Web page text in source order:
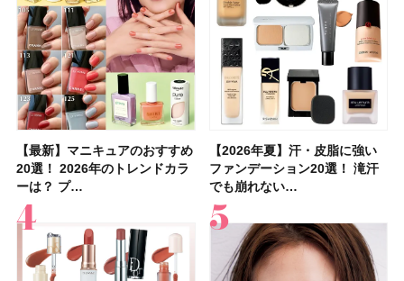
【最新】マニキュアのおすすめ
20選！ 2026年のトレンドカラ
ーは？ プ…
【2026年夏】汗・皮脂に強い
ファンデーション20選！ 滝汗
でも崩れない…
【石井美保さん】おすすめの
「ブライトニング」11選！ ス
キンケアからサプ…
【クリスマスコフレ2026】ク
リニークのホリデーコフレを一
挙紹介！ 人気…
【最新】マニキュアのおすすめ
20選！ 2026年のトレンドカラ
ーは？ プ…
【2026年夏】汗・皮脂に強い
ファンデーション20選！ 滝汗
でも崩れない…
【2026年】ボディ用日焼け止
めUVのおすすめ20選！ この夏
注目の人気…
【2026夏】「リップケア」ラ
ンキングTOP5！＜美容マニア
集団・マキア…
【2026夏】「歯磨き粉・オー
ラルケア」ランキングTOP5！
＜美容マニア…
【板野友美さんの美活】「最
近、下の歯の矯正を再開したん
です」オーラルケア…
【2026年夏】おすすめの髪型
36選！ショート・ボブ・ミディ
アム・ロング…
【2026年夏】小顔に見えるボ
ブの髪型37選！ レイヤー・切
りっぱなしな…
【鈴木えみさんの愛用品30選】
コスメ・スキンケア・ヘアケア
etc.お気に…
【無印良品】スキンケア×衣料
素材の最強タッグで実現！ 着
るだけで保湿でき…
【ルナソルアイシャドウ】アイ
カラーレーションN新色・限定
色をイエベ・ブ…
【セザンヌ】「ブライトカラー
シーラー」新色グリーンが8/7
に発売｜既存色…